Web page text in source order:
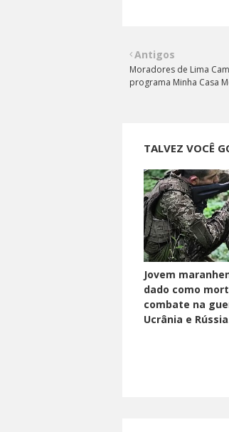
Antigos
Moradores de Lima
programa Minha Casa
TALVEZ VOCÊ
Jovem
dado como
combate na
Ucrânia e